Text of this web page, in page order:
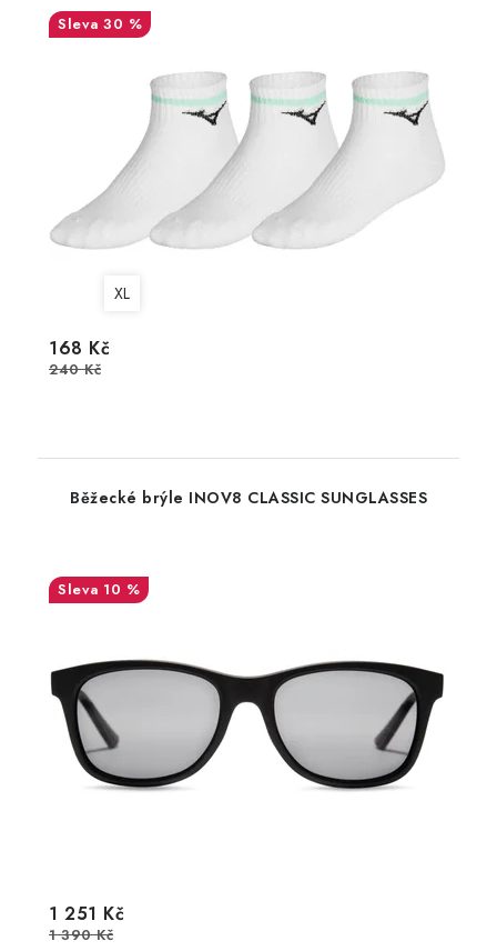
30 %
XL
168 Kč
240 Kč
Běžecké brýle INOV8 CLASSIC SUNGLASSES
10 %
1 251 Kč
1 390 Kč